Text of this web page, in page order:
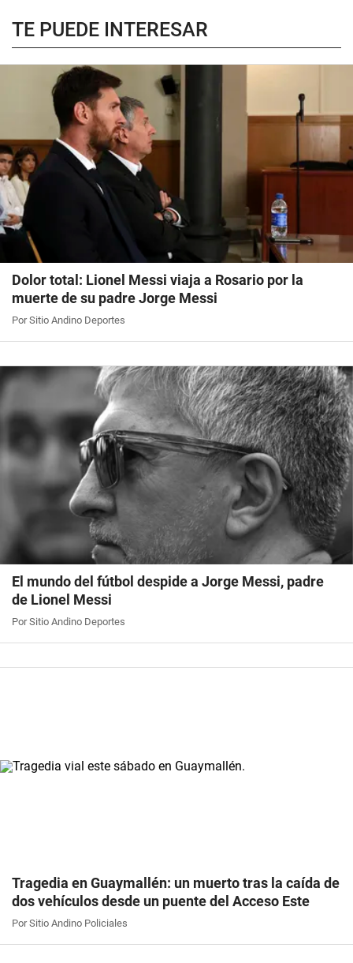
TE PUEDE INTERESAR
Dolor total: Lionel Messi viaja a Rosario por la
muerte de su padre Jorge Messi
Por Sitio Andino Deportes
El mundo del fútbol despide a Jorge Messi, padre
de Lionel Messi
Por Sitio Andino Deportes
Tragedia en Guaymallén: un muerto tras la caída de
dos vehículos desde un puente del Acceso Este
Por Sitio Andino Policiales